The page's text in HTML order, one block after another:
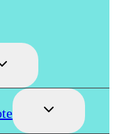
umschalten
Untermenü
umschalten